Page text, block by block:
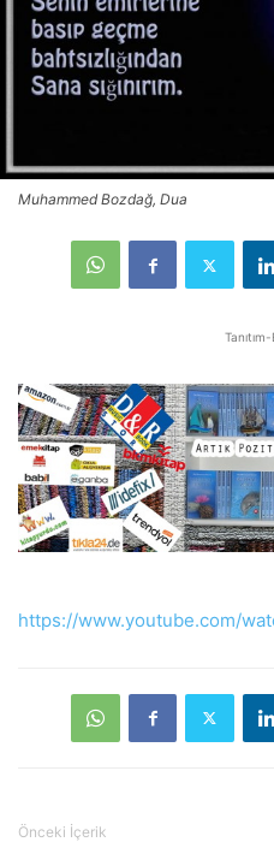
Muhammed Bozdağ, Dua
https://www.youtube.com/
Önceki İçerik